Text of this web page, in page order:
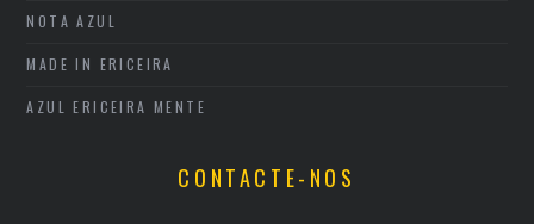
NOTA AZUL
MADE IN ERICEIRA
AZUL ERICEIRA MENTE
CONTACTE-NOS